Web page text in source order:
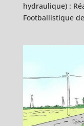
hydraulique) :
Footballistique